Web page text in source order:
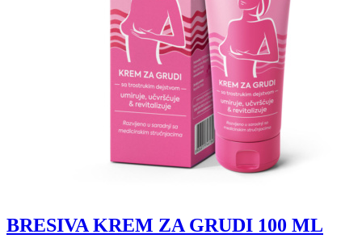
BRESIVA KREM ZA GRUDI 100 ML